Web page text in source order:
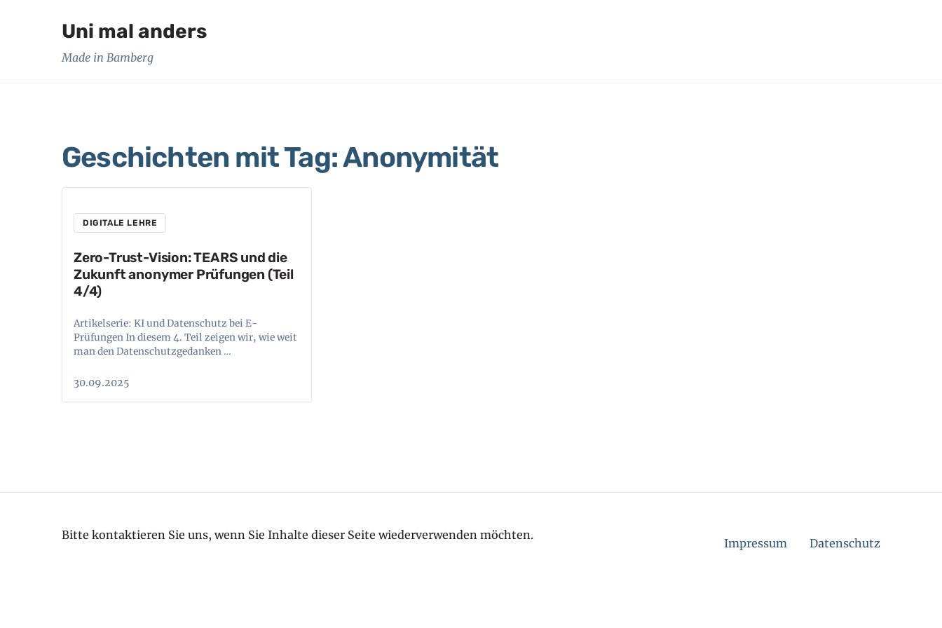
Uni mal anders
Made in Bamberg
Geschichten mit Tag: Anonymität
DIGITALE LEHRE
Zero-Trust-Vision: TEARS und die
Zukunft anonymer Prüfungen (Teil
4/4)
Artikelserie: KI und Datenschutz bei E-
Prüfungen In diesem 4. Teil zeigen wir, wie weit
man den Datenschutzgedanken …
30.09.2025
Bitte kontaktieren Sie uns, wenn Sie Inhalte dieser Seite wiederverwenden möchten.
Impressum Datenschutz